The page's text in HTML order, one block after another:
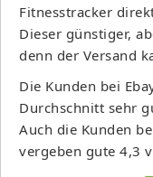
Fitnesstracker
Dieser günstiger,
denn der Versand
Die Kunden bei
Durchschnitt sehr
Auch die Kunden
vergeben gute 4,3